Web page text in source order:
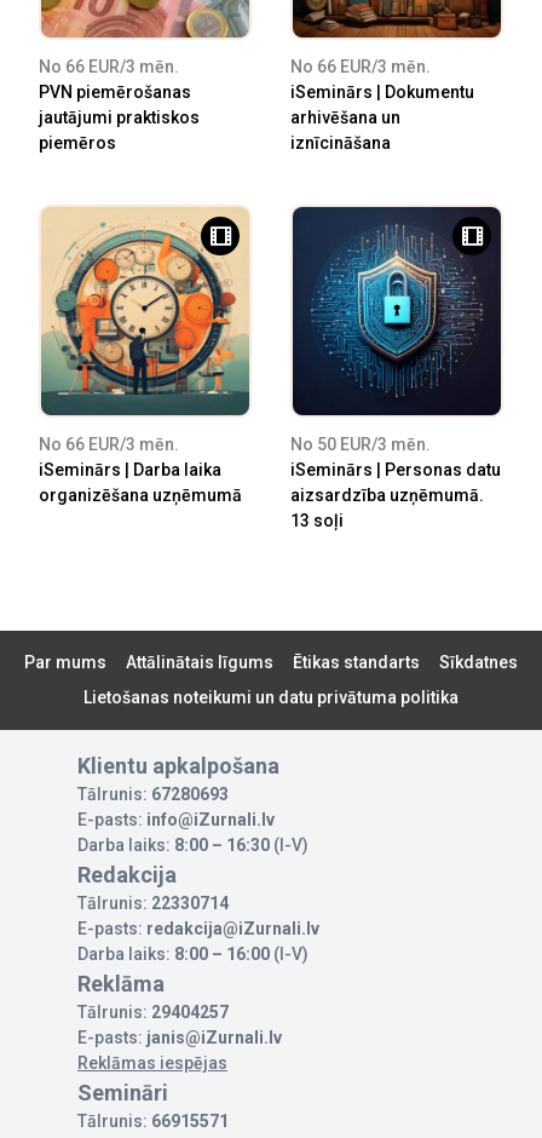
No 66 EUR/3 mēn.
PVN piemērošanas
jautājumi praktiskos
piemēros
No 66 EUR/3 mēn.
iSeminārs | Dokumentu
arhivēšana un
iznīcināšana
No 66 EUR/3 mēn.
iSeminārs | Darba laika
organizēšana uzņēmumā
No 50 EUR/3 mēn.
iSeminārs | Personas datu
aizsardzība uzņēmumā.
13 soļi
Par mums Attālinātais līgums Ētikas standarts
Sīkdatnes
Lietošanas noteikumi un datu privātuma politika
Klientu apkalpošana
Tālrunis: 67280693
E-pasts: info@iZurnali.lv
Darba laiks: 8:00 – 16:30 (I-V)
Redakcija
Tālrunis: 22330714
E-pasts: redakcija@iZurnali.lv
Darba laiks: 8:00 – 16:00 (I-V)
Reklāma
Tālrunis: 29404257
E-pasts: janis@iZurnali.lv
Reklāmas iespējas
Semināri
Tālrunis: 66915571